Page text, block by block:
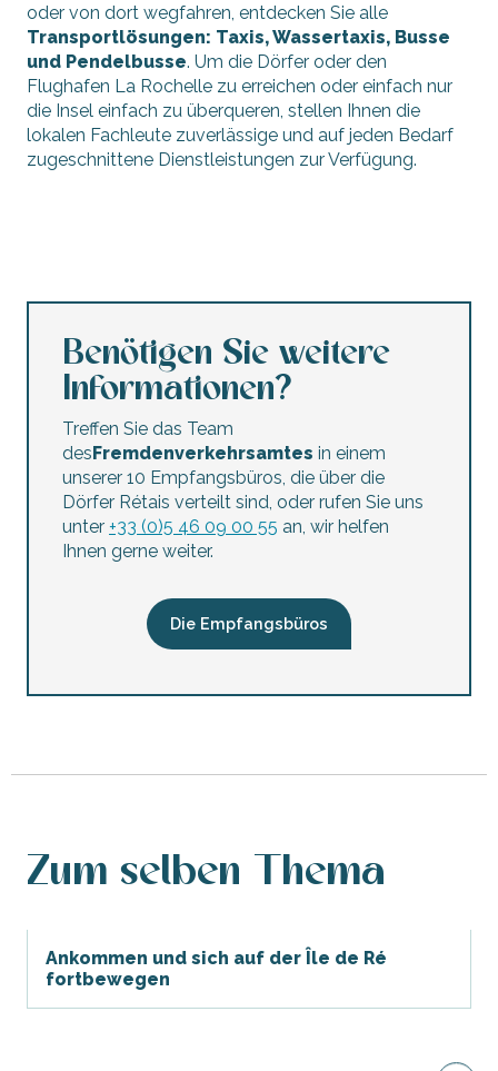
oder von dort wegfahren, entdecken Sie alle
Transportlösungen: Taxis, Wassertaxis, Busse
und Pendelbusse. Um die Dörfer oder den
Flughafen La Rochelle zu erreichen oder einfach nur
die Insel einfach zu überqueren, stellen Ihnen die
lokalen Fachleute zuverlässige und auf jeden Bedarf
zugeschnittene Dienstleistungen zur Verfügung.
Benötigen Sie weitere
Informationen?
Treffen Sie das Team
desFremdenverkehrsamtes in einem
unserer 10 Empfangsbüros, die über die
Dörfer Rétais verteilt sind, oder rufen Sie uns
unter +33 (0)5 46 09 00 55 an, wir helfen
Ihnen gerne weiter.
Die Empfangsbüros
Zum selben Thema
Ankommen und sich auf der Île de Ré
fortbewegen